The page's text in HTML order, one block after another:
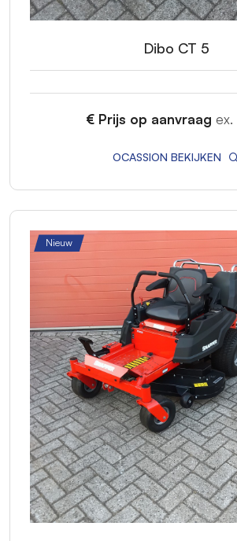
Dibo CT 5
€ Prijs op aanvraag ex.
OCASSION BEKIJKEN
Nieuw